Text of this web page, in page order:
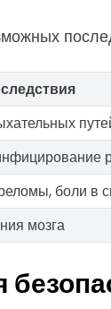
боли в
мозга